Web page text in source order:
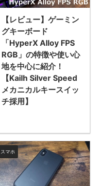
【レビュー】ゲーミン
グキーボード
「HyperX Alloy FPS
RGB」の特徴や使い心
地を中心に紹介！
【Kailh Silver Speed
メカニカルキースイッ
チ採用】
スマホ